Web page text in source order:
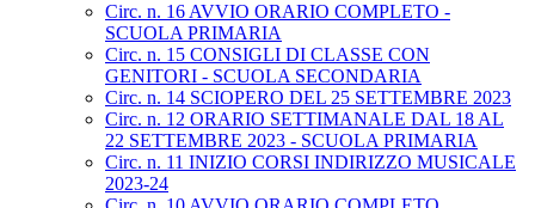
Circ. n. 16 AVVIO ORARIO COMPLETO -
SCUOLA PRIMARIA
Circ. n. 15 CONSIGLI DI CLASSE CON
GENITORI - SCUOLA SECONDARIA
Circ. n. 14 SCIOPERO DEL 25 SETTEMBRE 2023
Circ. n. 12 ORARIO SETTIMANALE DAL 18 AL
22 SETTEMBRE 2023 - SCUOLA PRIMARIA
Circ. n. 11 INIZIO CORSI INDIRIZZO MUSICALE
2023-24